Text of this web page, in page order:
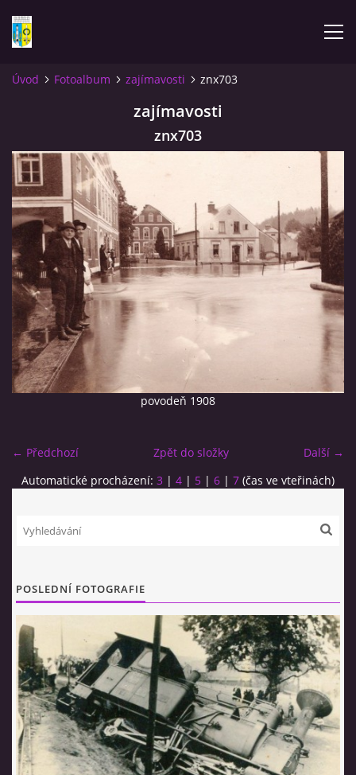
FOTOALBUM
KOMENTÁŘE
KONTAKT
KNIHA MIKULÁŠOVICE - NIXDORF
© 2026 eStránky.cz RSS
Úvod Fotoalbum zajímavosti znx703
zajímavosti
znx703
povodeň 1908
← Předchozí Další →
Zpět do složky
Automatické procházení: 3 | 4 | 5 | 6 | 7 (čas ve vteřinách)
POSLEDNÍ FOTOGRAFIE